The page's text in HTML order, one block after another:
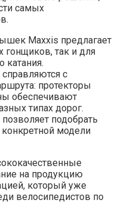
самых
Maxxis предлагает
гонщиков, так и для
катания.
с
протекторы
обеспечивают
типах дорог.
подобрать
модели
на продукцию
который уже
велосипедистов по